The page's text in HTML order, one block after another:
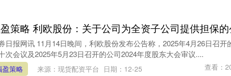
策略 利欧股份：关于公司为全资子公司提供担保
日报网讯 11月14日晚间，利欧股份发布公告称，2025年4月26日召开
次会议及2025年5月23日召开的公司2024年度股东大会审议....
盈策略 来源：现货配资平台 日期：12-25 查看：